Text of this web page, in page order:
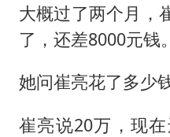
大概过了两个月，
了，还差8000元钱。
她问崔亮花了多少
崔亮说20万，现